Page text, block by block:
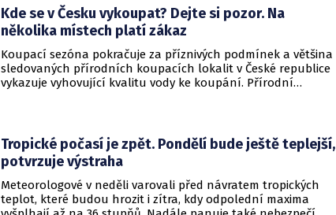
tocích – 3. etapa. Informovalo o tom ministerstvo
zemědělství.
Kde se v Česku vykoupat? Dejte si pozor. Na
několika místech platí zákaz
Koupací sezóna pokračuje za příznivých podmínek a většina
sledovaných přírodních koupacích lokalit v České republice
vykazuje vyhovující kvalitu vody ke koupání. Přírodní
často přesahujícími 30 °C.
Tropické počasí je zpět. Pondělí bude ještě teplejší,
potvrzuje výstraha
Meteorologové v neděli varovali před návratem tropických
teplot, které budou hrozit i zítra, kdy odpolední maxima